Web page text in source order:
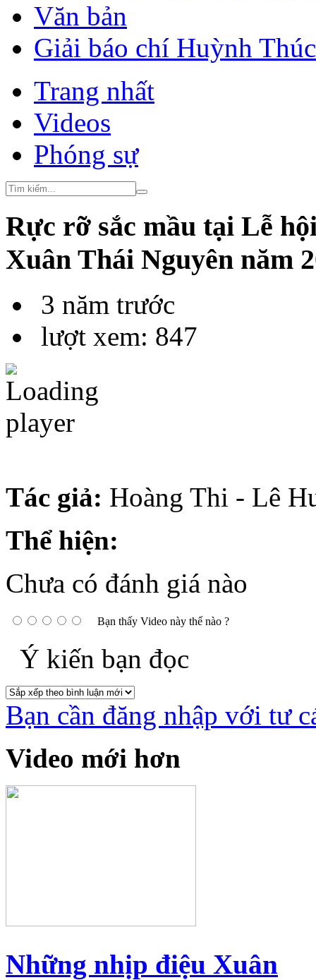
Văn bản
Giải báo chí Huỳnh
Trang nhất
Videos
Phóng sự
Rực rỡ sắc mầu tại Lễ
Xuân Thái Nguyên năm
3 năm trước
lượt xem: 847
Tác giả: Hoàng Thi - Lê
Thể hiện:
Chưa có đánh giá nào
Bạn thấy Video này thế nào ?
Ý kiến bạn đọc
Bạn cần đăng nhập với tư
Video mới hơn
Những nhịp điệu Xuân